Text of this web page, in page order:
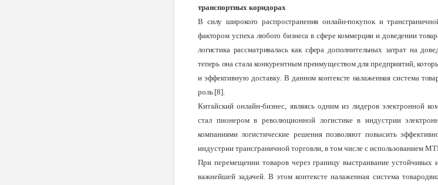
транспортных коридорах
В силу широкого распространения онлайн-покупок и
фактором успеха любого бизнеса в сфере коммерции и доведении
логистика рассматривалась как сфера дополнительных затрат на
теперь она стала конкурентным преимуществом для предприятий,
и эффективную доставку. В данном контексте налаженная система
роль [8].
Китайский онлайн-бизнес, являясь одним из лидеров электронной
стал пионером в революционной логистике в индустрии
компаниями логистические решения позволяют повысить
индустрии трансграничной торговли, в том числе с использованием
При перемещении товаров через границу выстраивание устойчивых
важнейшей задачей. В этом контексте налаженная система